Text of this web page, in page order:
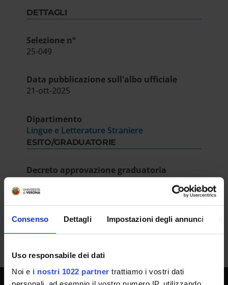
Consenso Dettagli Impostazioni degli annunci
Uso responsabile dei dati
Noi e i nostri 1022 partner trattiamo i vostri dati
DETTAGLI
Selezione n°
25-049
Data pubblicazione sull'albo ufficiale
21-ott-2025
Dipartimento
Lingue e Letterature Straniere
ESITO/GRADUATORIE
Decreto approvazione graduatoria